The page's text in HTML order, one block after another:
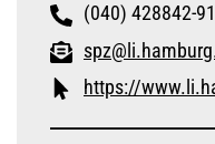
(040) 428842-
https://